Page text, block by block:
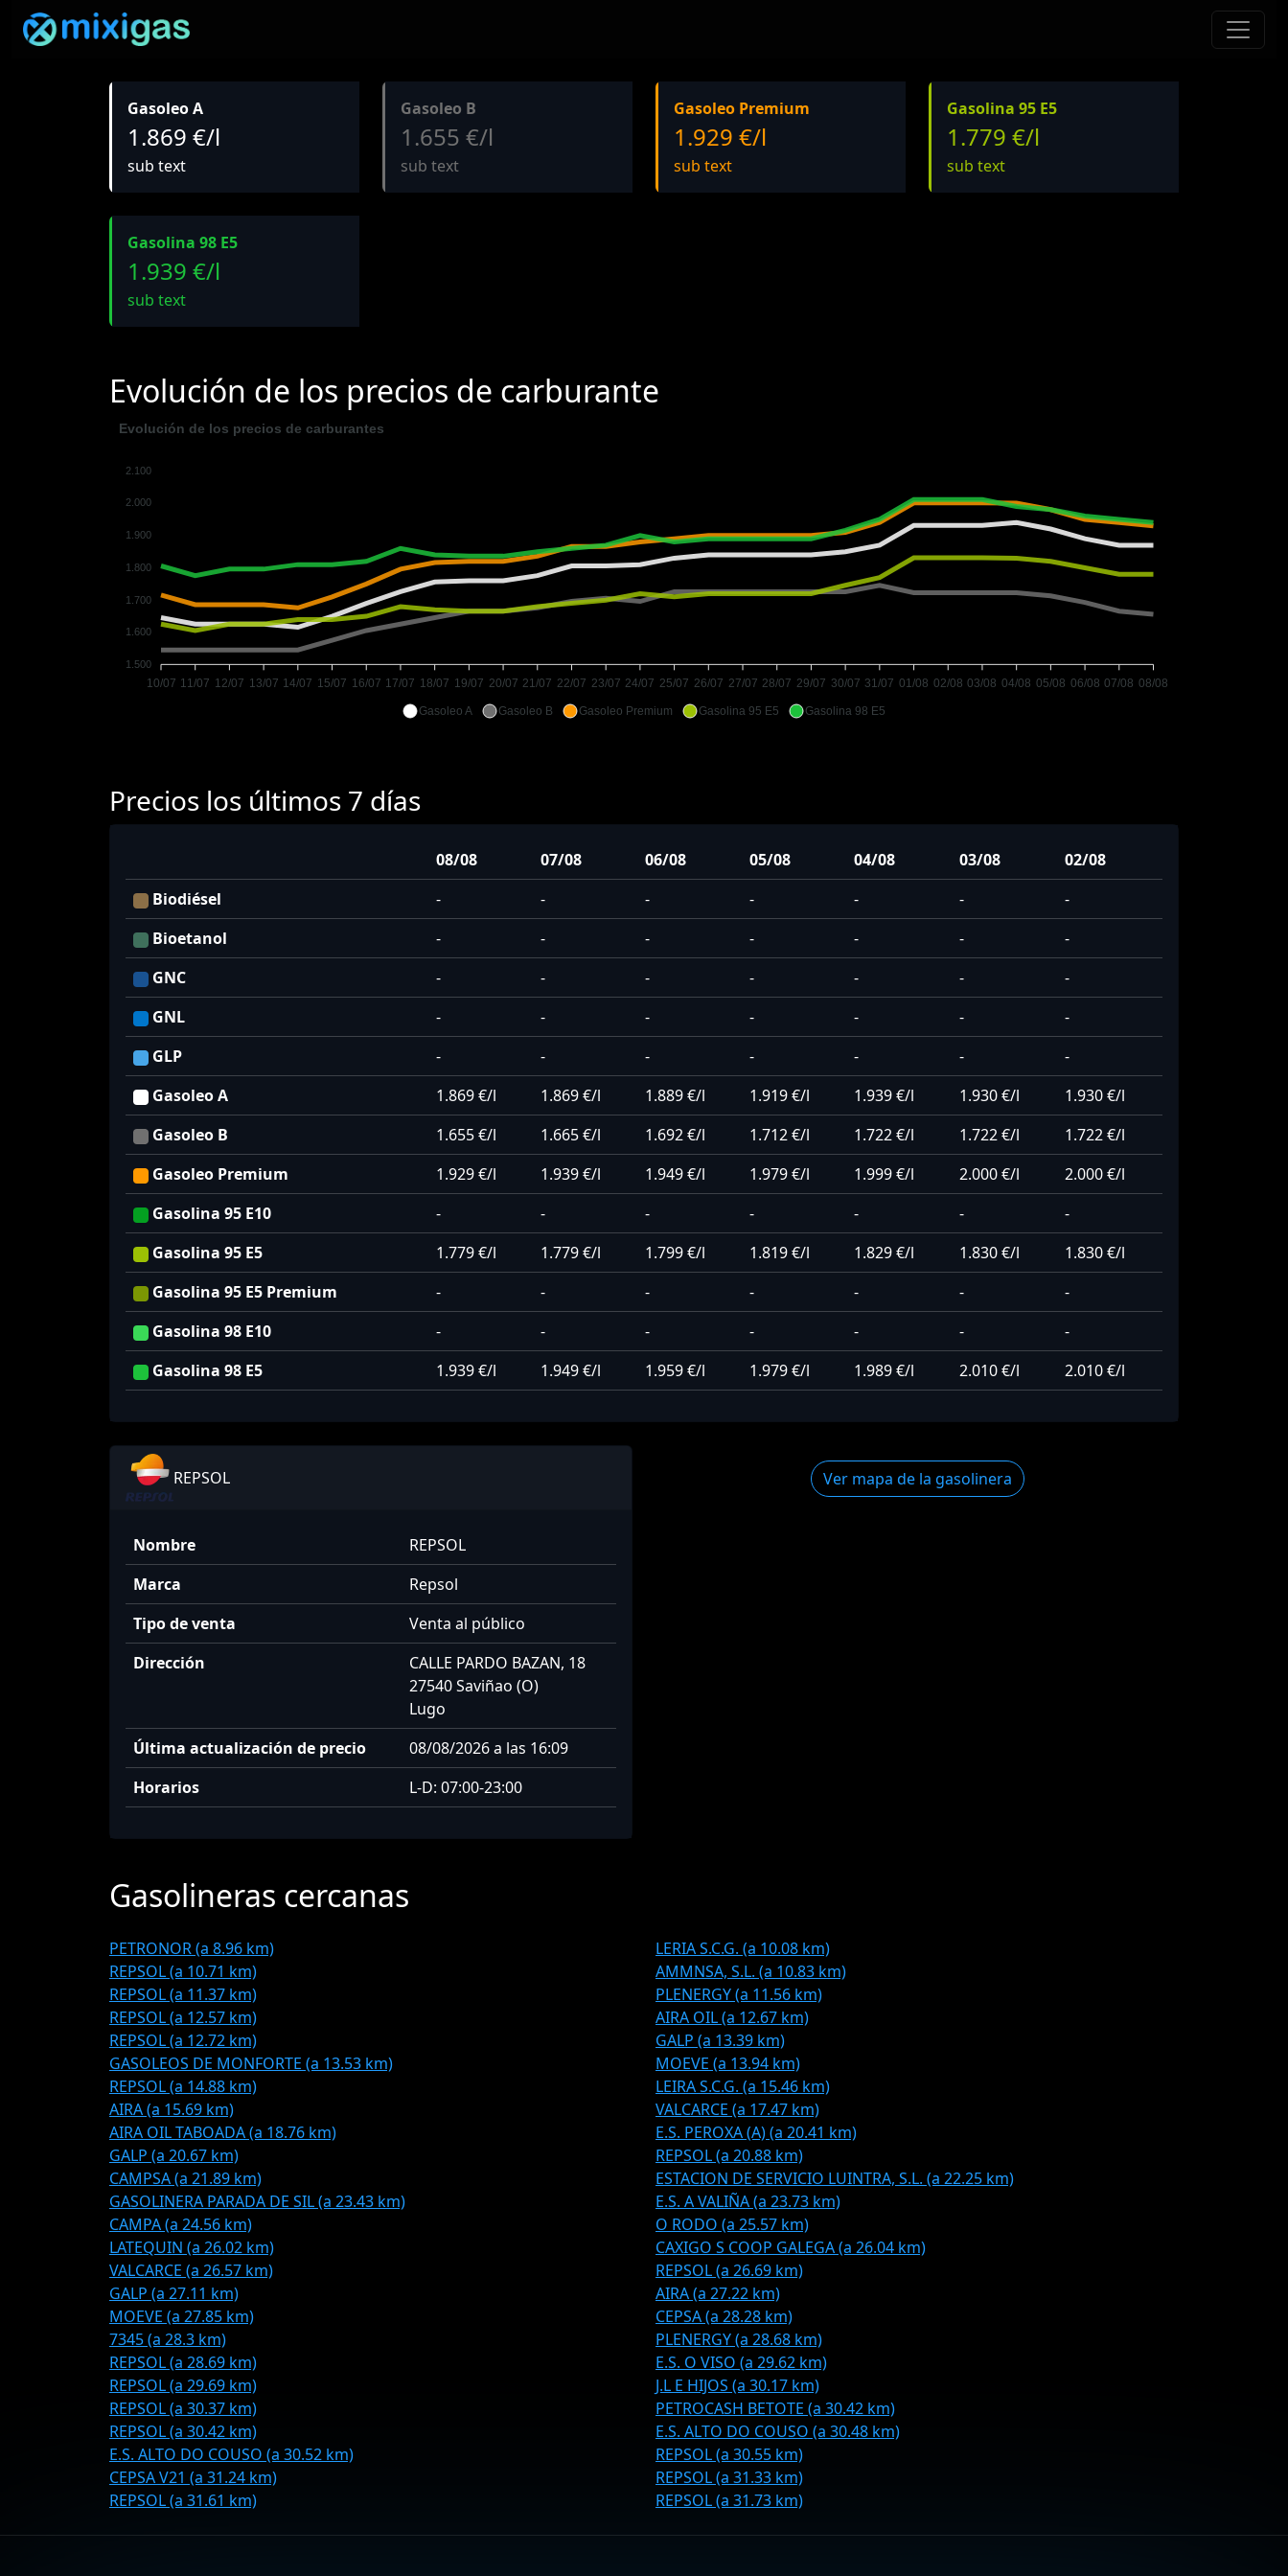
Gasoleo A
1.869 €/l
sub text
Gasoleo B
1.655 €/l
sub text
Gasoleo Premium
1.929 €/l
sub text
Gasolina 95 E5
1.779 €/l
sub text
Gasolina 98 E5
1.939 €/l
sub text
Evolución de los precios de carburante
Evolución de los precios de carburantes
2.100
2.000
1.900
1.800
1.700
1.600
1.500
10/07 11/07 12/07 13/07 14/07 15/07 16/07 17/07 18/07 19/07 20/07 21/07 22/07 23/07 24/07 25/07 26/07 27/07 28/07 29/07 30/07 31/07 01/08 02/08 03/08 04/08 05/08 06/08 07/08 08/08
Gasoleo A Gasoleo B Gasoleo Premium Gasolina 95 E5 Gasolina 98 E5
Precios los últimos 7 días
08/08 07/08 06/08 05/08 04/08 03/08
02/08
Biodiésel
- - - - - -
-
Bioetanol
- - - - - -
-
GNC
- - - - - -
-
GNL
- - - - - -
-
GLP
- - - - - -
-
Gasoleo A
1.869 €/l 1.869 €/l 1.889 €/l 1.919 €/l 1.939 €/l 1.930 €/l
1.930 €/l
Gasoleo B
1.655 €/l 1.665 €/l 1.692 €/l 1.712 €/l 1.722 €/l 1.722 €/l
1.722 €/l
Gasoleo Premium
1.929 €/l 1.939 €/l 1.949 €/l 1.979 €/l 1.999 €/l 2.000 €/l
2.000 €/l
Gasolina 95 E10
- - - - - -
-
Gasolina 95 E5
1.779 €/l 1.779 €/l 1.799 €/l 1.819 €/l 1.829 €/l 1.830 €/l
1.830 €/l
Gasolina 95 E5 Premium
- - - - - -
-
Gasolina 98 E10
- - - - - -
-
Gasolina 98 E5
1.939 €/l 1.949 €/l 1.959 €/l 1.979 €/l 1.989 €/l 2.010 €/l 2.010 €/l
REPSOL
Nombre
REPSOL
Marca
Repsol
Tipo de venta
Venta al público
Dirección
CALLE PARDO BAZAN, 18
27540 Saviñao (O)
Lugo
Última actualización de precio
08/08/2026 a las 16:09
Horarios
L-D: 07:00-23:00
Ver mapa de la gasolinera
Gasolineras cercanas
PETRONOR (a 8.96 km)
LERIA S.C.G. (a 10.08 km)
REPSOL (a 10.71 km)
AMMNSA, S.L. (a 10.83 km)
REPSOL (a 11.37 km)
PLENERGY (a 11.56 km)
REPSOL (a 12.57 km)
AIRA OIL (a 12.67 km)
REPSOL (a 12.72 km)
GALP (a 13.39 km)
GASOLEOS DE MONFORTE (a 13.53 km)
MOEVE (a 13.94 km)
REPSOL (a 14.88 km)
LEIRA S.C.G. (a 15.46 km)
AIRA (a 15.69 km)
VALCARCE (a 17.47 km)
AIRA OIL TABOADA (a 18.76 km)
E.S. PEROXA (A) (a 20.41 km)
GALP (a 20.67 km)
REPSOL (a 20.88 km)
CAMPSA (a 21.89 km)
ESTACION DE SERVICIO LUINTRA, S.L. (a 22.25 km)
GASOLINERA PARADA DE SIL (a 23.43 km)
E.S. A VALIÑA (a 23.73 km)
CAMPA (a 24.56 km)
O RODO (a 25.57 km)
LATEQUIN (a 26.02 km)
CAXIGO S COOP GALEGA (a 26.04 km)
VALCARCE (a 26.57 km)
REPSOL (a 26.69 km)
GALP (a 27.11 km)
AIRA (a 27.22 km)
MOEVE (a 27.85 km)
CEPSA (a 28.28 km)
7345 (a 28.3 km)
PLENERGY (a 28.68 km)
REPSOL (a 28.69 km)
E.S. O VISO (a 29.62 km)
REPSOL (a 29.69 km)
J.L E HIJOS (a 30.17 km)
REPSOL (a 30.37 km)
PETROCASH BETOTE (a 30.42 km)
REPSOL (a 30.42 km)
E.S. ALTO DO COUSO (a 30.48 km)
E.S. ALTO DO COUSO (a 30.52 km)
REPSOL (a 30.55 km)
CEPSA V21 (a 31.24 km)
REPSOL (a 31.33 km)
REPSOL (a 31.61 km)
REPSOL (a 31.73 km)